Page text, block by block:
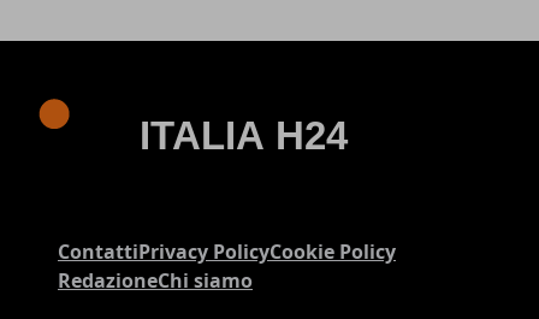
ContattiPrivacy PolicyCookie Policy
RedazioneChi siamo